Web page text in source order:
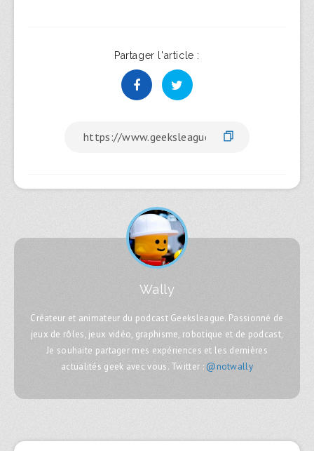
Partager l'article :
Wally
Créateur et animateur du podcast Geeksleague. Passionné de
jeux de rôles, jeux vidéo, graphisme, robotique et de podcast,
Je souhaite partager mes expériences et les dernières
actualités geek avec vous. Twitter : @notwally